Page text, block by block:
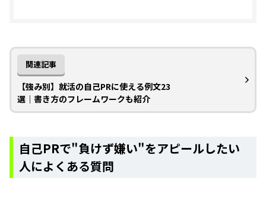
関連記事
【強み別】就活の自己PRに使える例文23
選｜書き方のフレームワークも紹介
自己PRで"負けず嫌い"をアピールしたい
人によくある質問